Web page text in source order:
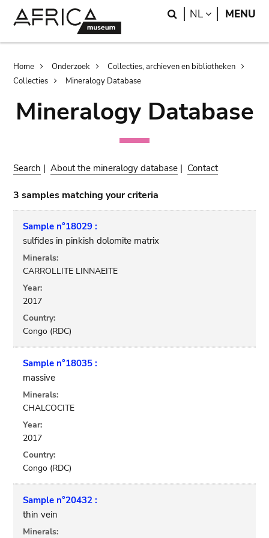
Search
NL LANGUAGE
MENU
Breadcrumb
Home Onderzoek
Collecties, archieven en bibliotheken
Collecties
Mineralogy Database
Mineralogy Database
Search |About the mineralogy database | Contact
3 samples matching your criteria
Sample n°18029 :
sulfides in pinkish dolomite matrix
Minerals:
CARROLLITE LINNAEITE
Year:
2017
Country:
Congo (RDC)
Sample n°18035 :
massive
Minerals:
CHALCOCITE
Year:
2017
Country:
Congo (RDC)
Sample n°20432 :
thin vein
Minerals: